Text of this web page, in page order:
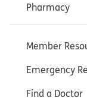
Pharmacy
Member
Emergency
Find a Doctor